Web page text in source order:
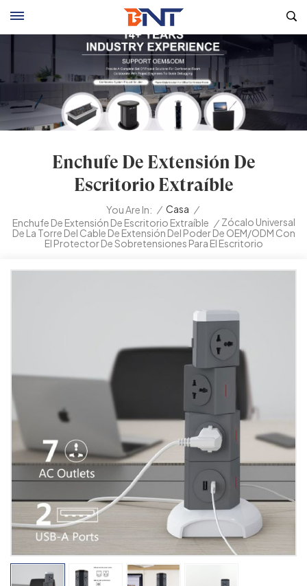
Enchufe De Extensión De
Escritorio Extraíble
You Are In: / Casa /
Enchufe De Extensión De Escritorio Extraíble / Zócalo Universal
De La Torre Del Cable De Extensión Del Poder De OEM/ODM Con
El Protector De Sobretensiones Para El Escritorio